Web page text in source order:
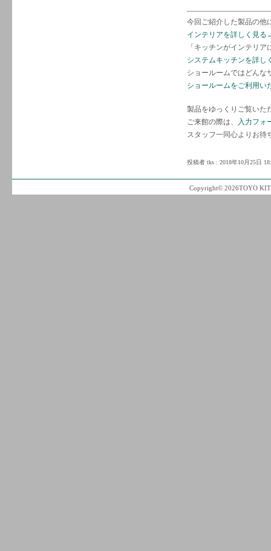
今回ご紹介した製品の他
インテリアを詳しく見
「キッチンがインテリ
システムキッチンを詳
ショールームではどんな
ショールームをご利用
製品をゆっくりご覧いた
ご来館の際は、
入力フォ
スタッフ一同心よりお待
投稿者 tks : 2018年10月25日
Copyright© 2026TOYO